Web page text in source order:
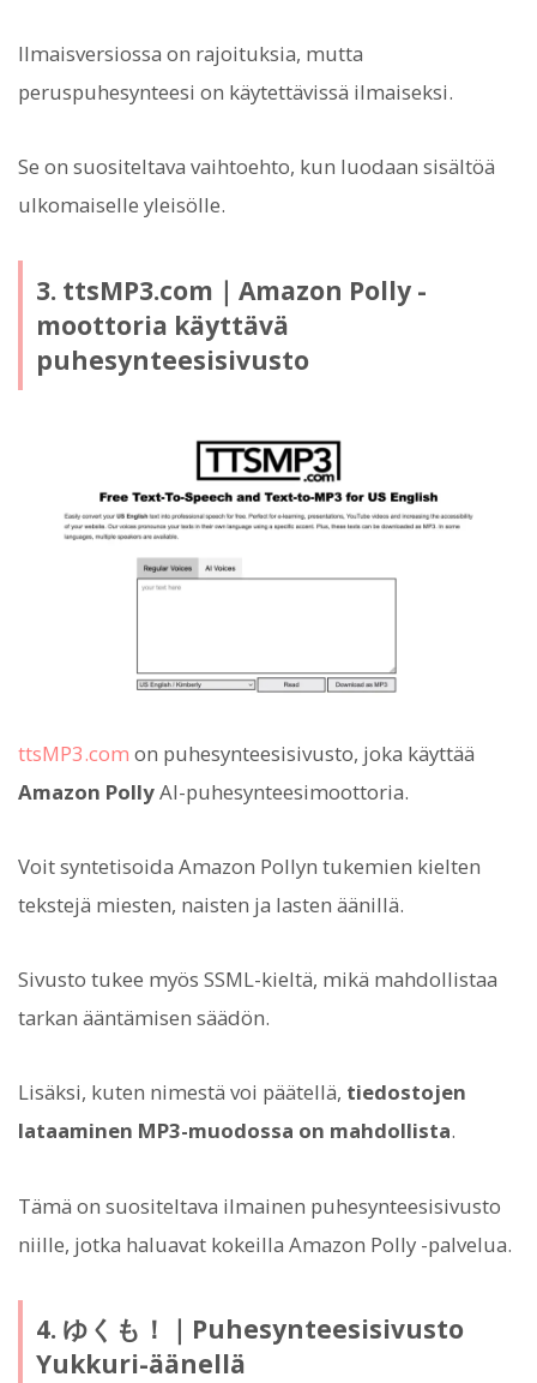
Ilmaisversiossa on rajoituksia, mutta
peruspuhesynteesi on käytettävissä ilmaiseksi.
Se on suositeltava vaihtoehto, kun luodaan sisältöä
ulkomaiselle yleisölle.
3. ttsMP3.com｜Amazon Polly -
moottoria käyttävä
puhesynteesisivusto
ttsMP3.com on puhesynteesisivusto, joka käyttää
Amazon PollyAI-puhesynteesimoottoria.
Voit syntetisoida Amazon Pollyn tukemien kielten
tekstejä miesten, naisten ja lasten äänillä.
Sivusto tukee myös SSML-kieltä, mikä mahdollistaa
tarkan ääntämisen säädön.
Lisäksi, kuten nimestä voi päätellä, tiedostojen
lataaminen MP3-muodossa on mahdollista.
Tämä on suositeltava ilmainen puhesynteesisivusto
niille, jotka haluavat kokeilla Amazon Polly -palvelua.
4. ゆくも！｜Puhesynteesisivusto
Yukkuri-äänellä